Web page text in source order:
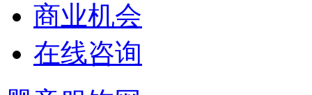
商业机会
在线咨询